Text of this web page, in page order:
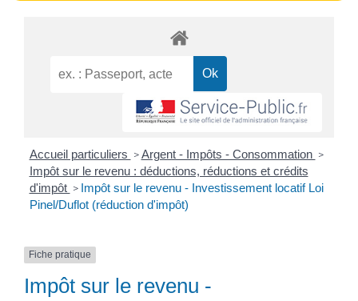
Accueil particuliers > Argent - Impôts - Consommation >
Impôt sur le revenu : déductions, réductions et crédits
d'impôt > Impôt sur le revenu - Investissement locatif Loi
Pinel/Duflot (réduction d'impôt)
Fiche pratique
Impôt sur le revenu -